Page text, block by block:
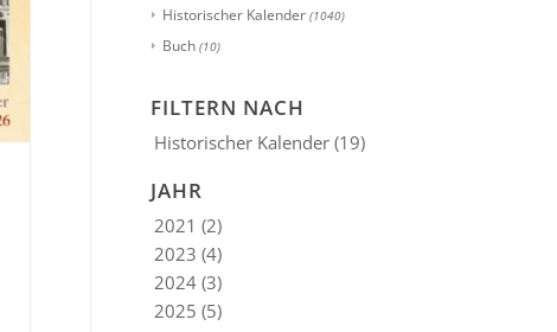
Historischer Kalender (1040)
Buch (10)
FILTERN NACH
Historischer Kalender (19)
JAHR
2021 (2)
2023 (4)
2024 (3)
2025 (5)